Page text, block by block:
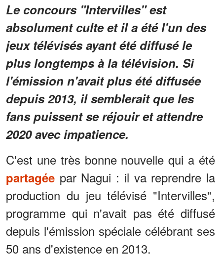
Le concours "Intervilles" est
absolument culte et il a été l'un des
jeux télévisés ayant été diffusé le
plus longtemps à la télévision. Si
l'émission n'avait plus été diffusée
depuis 2013, il semblerait que les
fans puissent se réjouir et attendre
2020 avec impatience.
C'est une très bonne nouvelle qui a été
partagée par Nagui : il va reprendre la
production du jeu télévisé "Intervilles",
programme qui n'avait pas été diffusé
depuis l'émission spéciale célébrant ses
50 ans d'existence en 2013.